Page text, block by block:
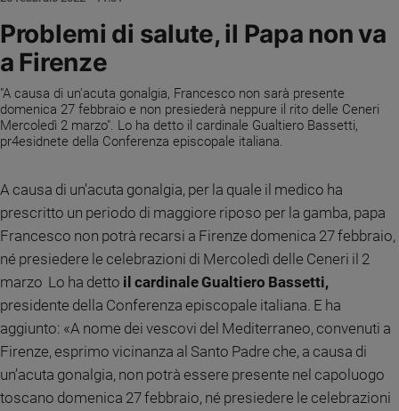
e
Volontariato
Diritti
Aziende
di
della
settimana
Migranti
Diversità
e
inclusione
Costume
Cultura
e
spettacoli
Problemi di salute, il Papa non va
a Firenze
"A causa di un'acuta gonalgia, Francesco non sarà presente
domenica 27 febbraio e non presiederà neppure il rito delle Ceneri
Mercoledì 2 marzo". Lo ha detto il cardinale Gualtiero Bassetti,
pr4esidnete della Conferenza episcopale italiana.
A causa di un’acuta gonalgia, per la quale il medico ha
prescritto un periodo di maggiore riposo per la gamba, papa
Francesco non potrà recarsi a Firenze domenica 27 febbraio,
né presiedere le celebrazioni di Mercoledì delle Ceneri il 2
marzo Lo ha detto il cardinale Gualtiero Bassetti,
presidente della Conferenza episcopale italiana. E ha
aggiunto: «A nome dei vescovi del Mediterraneo, convenuti a
Firenze, esprimo vicinanza al Santo Padre che, a causa di
un’acuta gonalgia, non potrà essere presente nel capoluogo
toscano domenica 27 febbraio, né presiedere le celebrazioni